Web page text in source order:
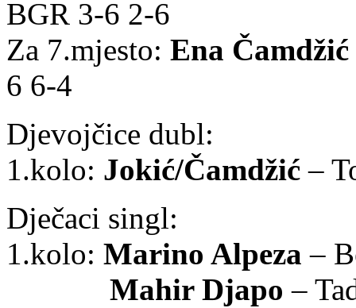
BGR 3-6 2-6
Za 7.mjesto: Ena Čamdžić
6 6-4
Djevojčice dubl:
1.kolo: Jokić/Čamdžić –
Dječaci singl:
1.kolo: Marino Alpeza –
Mahir Djapo –